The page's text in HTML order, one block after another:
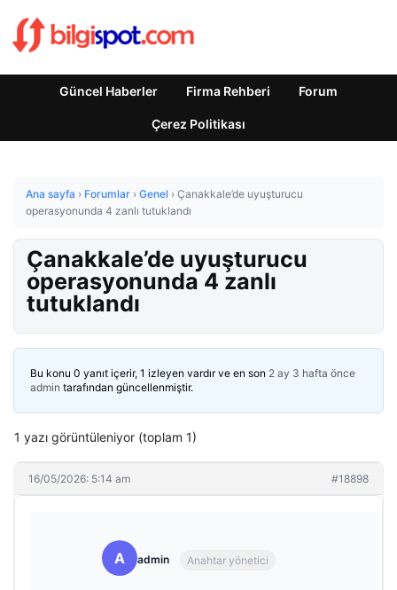
Güncel Haberler Firma Rehberi Forum
Çerez Politikası
Ana sayfa › Forumlar › Genel › Çanakkale’de uyuşturucu
operasyonunda 4 zanlı tutuklandı
Çanakkale’de uyuşturucu
operasyonunda 4 zanlı
tutuklandı
Bu konu 0 yanıt içerir, 1 izleyen vardır ve en son 2 ay 3 hafta önce
admin tarafından güncellenmiştir.
1 yazı görüntüleniyor (toplam 1)
16/05/2026: 5:14 am #18898
A admin Anahtar yönetici